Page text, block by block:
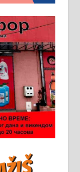
и
058
са Б
на
у
на